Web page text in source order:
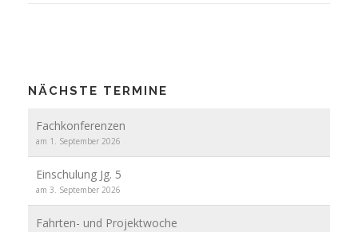
NÄCHSTE TERMINE
Fachkonferenzen
am 1. September 2026
Einschulung Jg. 5
am 3. September 2026
Fahrten- und Projektwoche